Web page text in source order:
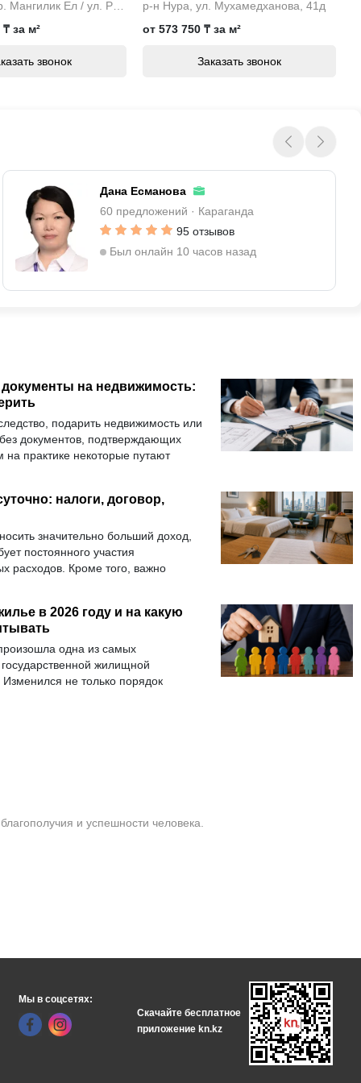
2
3-комн. квартира, 5/5
за м²
звонок
р-н Нура, ул. Мухамедханова, 41д
от 573 750 ₸ за м²
Заказать звонок
Дана Есманова
60 предложений · Караганда
95 отзывов
Был онлайн 10 часов назад
на недвижимость:
подарить недвижимость или
документов, подтверждающих
на практике некоторые путают
налоги, договор,
значительно больший доход,
постоянного участия
расходов. Кроме того, важно
в 2026 году и на какую
одна из самых
жилищной
не только порядок
и успешности человека.
Мы в соцсетях:
Скачайте бесплатное
приложение kn.kz